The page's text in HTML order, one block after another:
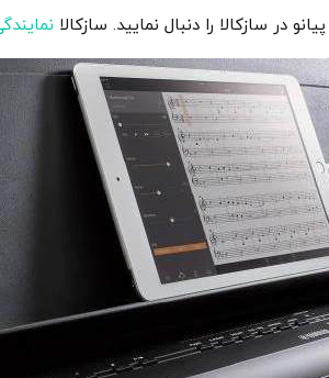
سازکالا را دنبال نمایید. سازکالا